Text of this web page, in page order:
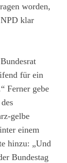
worden,
klar
für ein
Ferner gebe
gelbe
einem
hinzu: „Und
Bundestag